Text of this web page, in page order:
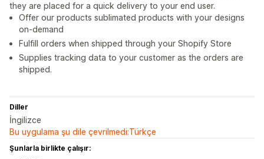
they are placed for a quick delivery to your end user.
Offer our products sublimated products with your designs
on-demand
Fulfill orders when shipped through your Shopify Store
Supplies tracking data to your customer as the orders are
shipped.
Diller
İngilizce
Bu uygulama şu dile çevrilmedi:Türkçe
Şunlarla birlikte çalışır: